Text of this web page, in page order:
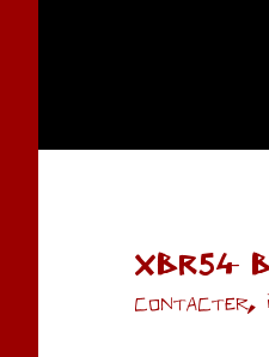
XBR54-
contacter,